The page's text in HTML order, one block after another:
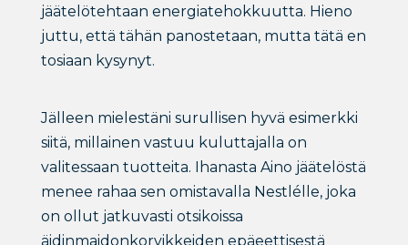
jäätelötehtaan energiatehokkuutta. Hieno
juttu, että tähän panostetaan, mutta tätä en
tosiaan kysynyt.
Jälleen mielestäni surullisen hyvä esimerkki
siitä, millainen vastuu kuluttajalla on
valitessaan tuotteita. Ihanasta Aino jäätelöstä
menee rahaa sen omistavalla Nestlélle, joka
on ollut jatkuvasti otsikoissa
äidinmaidonkorvikkeiden epäeettisestä